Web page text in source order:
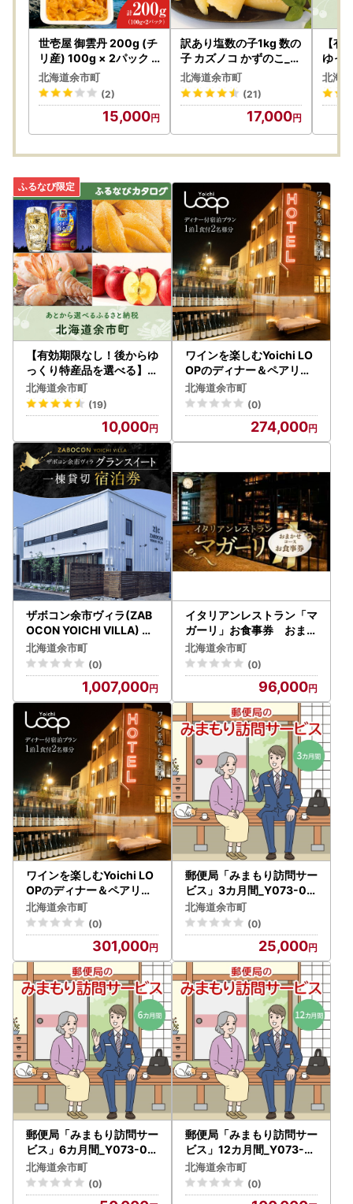
世壱屋 御雲丹 200g (チ
リ産) 100g × 2パック
うに 雲丹 ウニ_Y038-0
162
北海道余市町
(2)
15,000
訳あり塩数の子1kg 数の
子 カズノコ かずのこ_Y
097-0001
北海道余市町
(21)
17,000
【有
ゆっ
】北
ポイ
北海
【有効期限なし！後からゆ
っくり特産品を選べる】北
海道余市町カタログポイン
ト
北海道余市町
(19)
10,000
ワインを楽しむYoichi LO
OPのディナー＆ペアリン
グ付宿泊プラン＜デラック
スツイン＞_Y106-0003
北海道余市町
(0)
274,000
ザボコン余市ヴィラ(ZAB
OCON YOICHI VILLA) グ
ランスイート １棟 貸切宿
泊券_Y090-0030
北海道余市町
(0)
1,007,000
イタリアンレストラン「マ
ガーリ」お食事券 おまか
せコース 北海道_Y037-
0239
北海道余市町
(0)
96,000
ワインを楽しむYoichi LO
OPのディナー＆ペアリン
グ付宿泊プラン＜スタジオ
ツイン＞_Y106-0001
北海道余市町
(0)
301,000
郵便局「みまもり訪問サー
ビス」3カ月間_Y073-00
01
北海道余市町
(0)
25,000
郵便局「みまもり訪問サー
ビス」6カ月間_Y073-00
02
北海道余市町
(0)
郵便局「みまもり訪問サー
ビス」12カ月間_Y073-0
003
北海道余市町
(0)